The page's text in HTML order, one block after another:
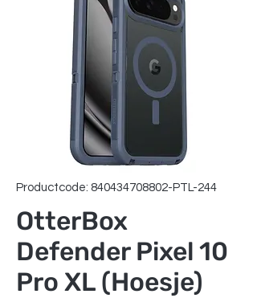
Productcode: 840434708802-PTL-244
OtterBox
Defender Pixel 10
Pro XL (Hoesje)